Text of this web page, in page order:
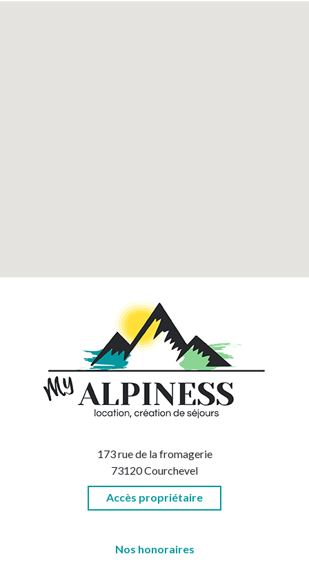
173 rue de la fromagerie
73120 Courchevel
Accès propriétaire
Nos honoraires